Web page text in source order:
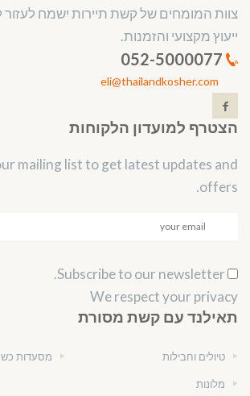
צוות המומחים של קשת תיירות ישמח
ייעוץ מקצועי והזמנות.
eli@thailandkosher.com
הצטרף למועדון הלקוחות
mailing list to get latest updates and
offers.
We respect your privacy
תאילנד עם קשת מסורת
טיולים וחבילות
מלונות
מסעדות